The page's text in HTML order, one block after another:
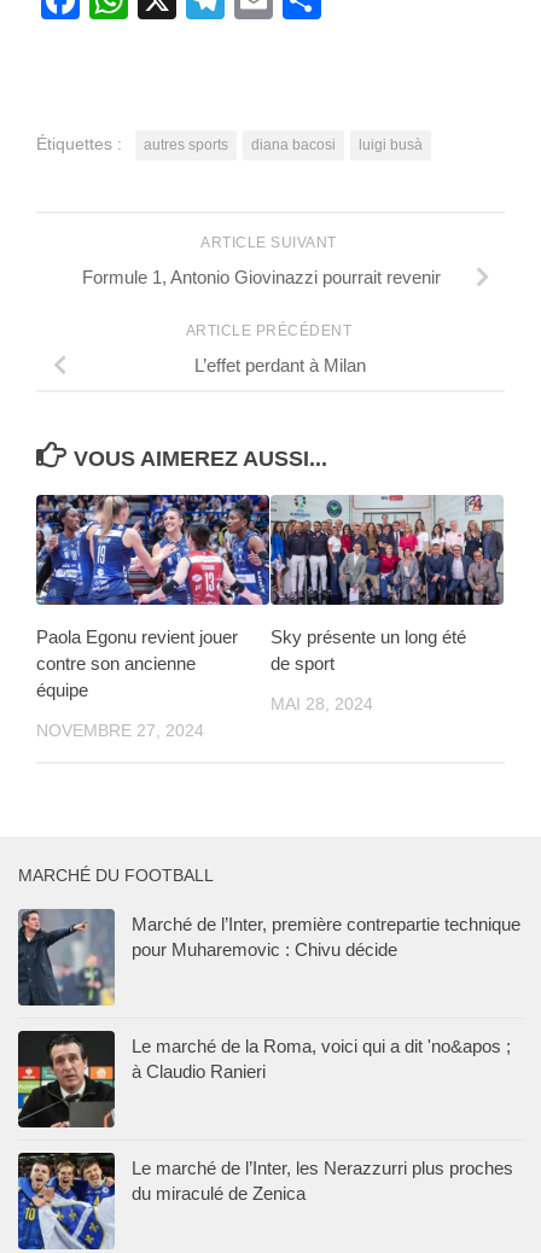
Étiquettes : autres sports diana bacosi luigi busà
ARTICLE SUIVANT
Formule 1, Antonio Giovinazzi pourrait revenir
ARTICLE PRÉCÉDENT
L’effet perdant à Milan
VOUS AIMEREZ AUSSI...
Paola Egonu revient jouer
contre son ancienne
équipe
NOVEMBRE 27, 2024
Sky présente un long été
de sport
MAI 28, 2024
MARCHÉ DU FOOTBALL
Marché de l’Inter, première contrepartie technique
pour Muharemovic : Chivu décide
Le marché de la Roma, voici qui a dit 'no&apos ;
à Claudio Ranieri
Le marché de l’Inter, les Nerazzurri plus proches
du miraculé de Zenica